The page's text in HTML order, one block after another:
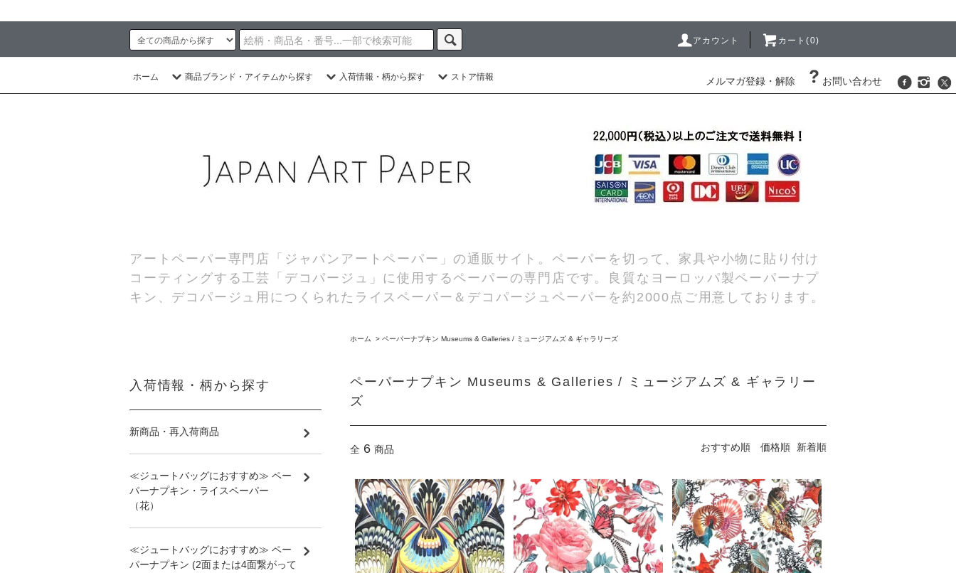
アカウント カート(0)
ホーム 商品ブランド・アイテムから探す 入荷情報・柄から探す ストア情報 メルマガ登録・解除 お問い合わせ
アートペーパー専門店「ジャパンアートペーパー」の通販サイト。ペーパーを切って、家具や小物に貼り付け
コーティングする工芸「デコパージュ」に使用するペーパーの専門店です。良質なヨーロッパ製ペーパーナプ
キン、デコパージュ用につくられたライスペーパー＆デコパージュペーパーを約2000点ご用意しております。
ホーム > ペーパーナプキン Museums & Galleries / ミュージアムズ & ギャラリーズ
ペーパーナプキン Museums & Galleries / ミュージアムズ & ギャラリー
ズ
全 6 商品 おすすめ順 価格順 新着順
入荷情報・柄から探す
新商品・再入荷商品
≪ジュートバッグにおすすめ≫ ペー
パーナプキン・ライスペーパー
（花）
≪ジュートバッグにおすすめ≫ ペー
パーナプキン (2面または4面繋がって